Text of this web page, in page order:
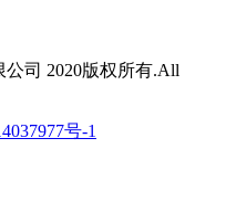
司 2020版权所有.All
号-1